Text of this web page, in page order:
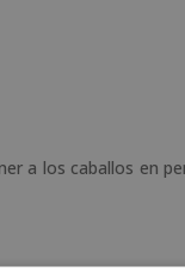
a los caballos en